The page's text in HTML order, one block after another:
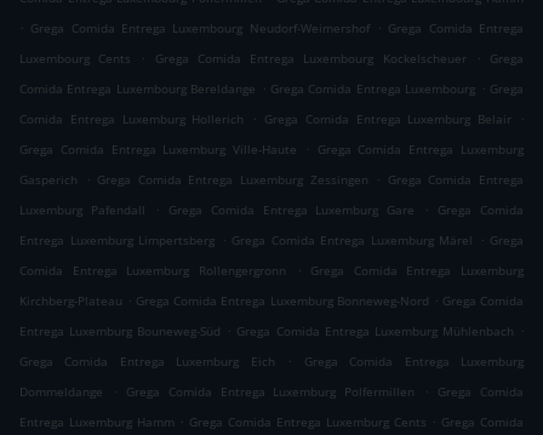
. Grega Comida Entrega Luxembourg Neudorf-Weimershof . Grega Comida Entrega
Luxembourg Cents
. Grega Comida Entrega Luxembourg Kockelscheuer .
Grega
Comida Entrega Luxembourg Bereldange . Grega Comida Entrega Luxembourg . Grega
Comida Entrega Luxemburg Hollerich
. Grega Comida Entrega Luxemburg Belair
.
Grega Comida Entrega Luxemburg Ville-Haute
. Grega Comida Entrega Luxemburg
Gasperich
. Grega Comida Entrega Luxemburg Zessingen . Grega Comida Entrega
Luxemburg Pafendall
. Grega Comida Entrega Luxemburg Gare .
Grega Comida
Entrega Luxemburg Limpertsberg . Grega Comida Entrega Luxemburg Märel . Grega
Comida Entrega Luxemburg Rollengergronn
.
Grega Comida Entrega Luxemburg
Kirchberg-Plateau . Grega Comida Entrega Luxemburg Bonneweg-Nord . Grega Comida
Entrega Luxemburg Bouneweg-Süd . Grega Comida Entrega Luxemburg Mühlenbach .
Grega Comida Entrega Luxemburg Eich
.
Grega Comida Entrega Luxemburg
Dommeldange
. Grega Comida Entrega Luxemburg Polfermillen .
Grega Comida
Entrega Luxemburg Hamm . Grega Comida Entrega Luxemburg Cents . Grega Comida